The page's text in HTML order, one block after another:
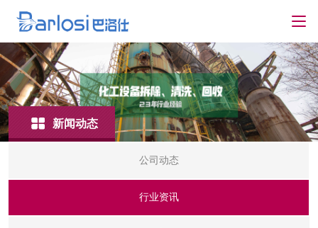
新闻动态
公司动态
行业资讯